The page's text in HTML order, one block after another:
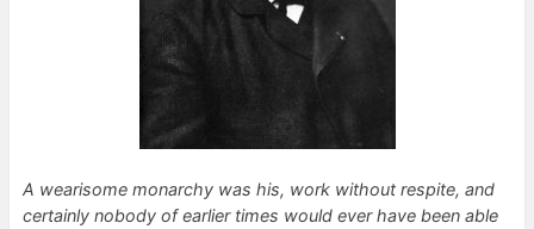
A wearisome monarchy was his, work without respite, and
certainly nobody of earlier times would ever have been able